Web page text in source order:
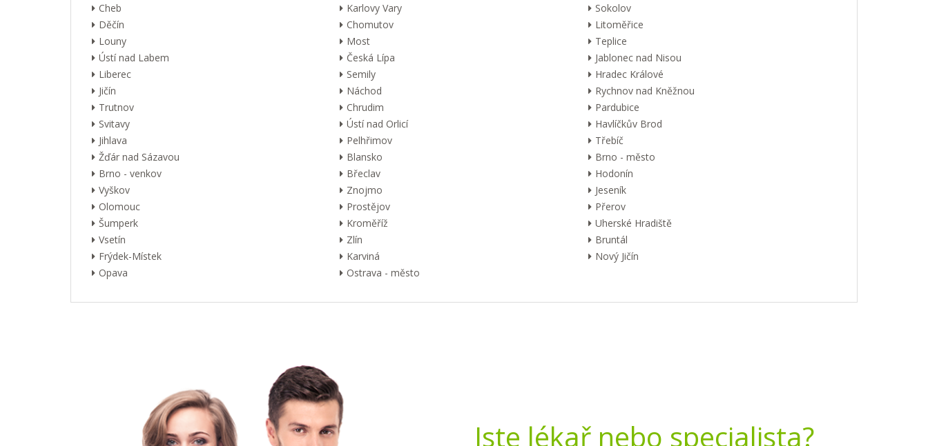
Cheb
Karlovy Vary
Sokolov
Děčín
Chomutov
Litoměřice
Louny
Most
Teplice
Ústí nad Labem
Česká Lípa
Jablonec nad Nisou
Liberec
Semily
Hradec Králové
Jičín
Náchod
Rychnov nad Kněžnou
Trutnov
Chrudim
Pardubice
Svitavy
Ústí nad Orlicí
Havlíčkův Brod
Jihlava
Pelhřimov
Třebíč
Žďár nad Sázavou
Blansko
Brno - město
Brno - venkov
Břeclav
Hodonín
Vyškov
Znojmo
Jeseník
Olomouc
Prostějov
Přerov
Šumperk
Kroměříž
Uherské Hradiště
Vsetín
Zlín
Bruntál
Frýdek-Místek
Karviná
Nový Jičín
Opava
Ostrava - město
Jste lékař nebo specialista?